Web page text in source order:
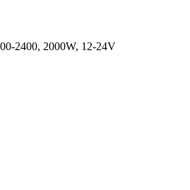
2400, 2000W, 12-24V